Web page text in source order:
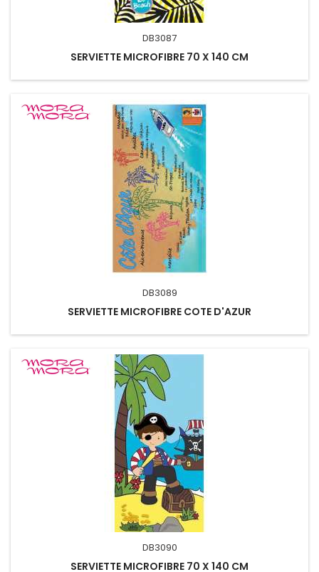
DB3087
SERVIETTE MICROFIBRE 70 X 140 CM
DB3089
SERVIETTE MICROFIBRE COTE D'AZUR
DB3090
SERVIETTE MICROFIBRE 70 X 140 CM